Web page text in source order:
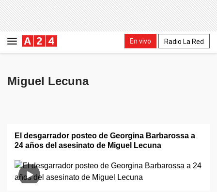
En vivo Radio La Red
Miguel Lecuna
El desgarrador posteo de Georgina Barbarossa a
24 años del asesinato de Miguel Lecuna